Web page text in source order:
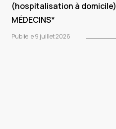
(hospitalisation à domicile)
MÉDECINS*
Publié le 9 juillet 2026